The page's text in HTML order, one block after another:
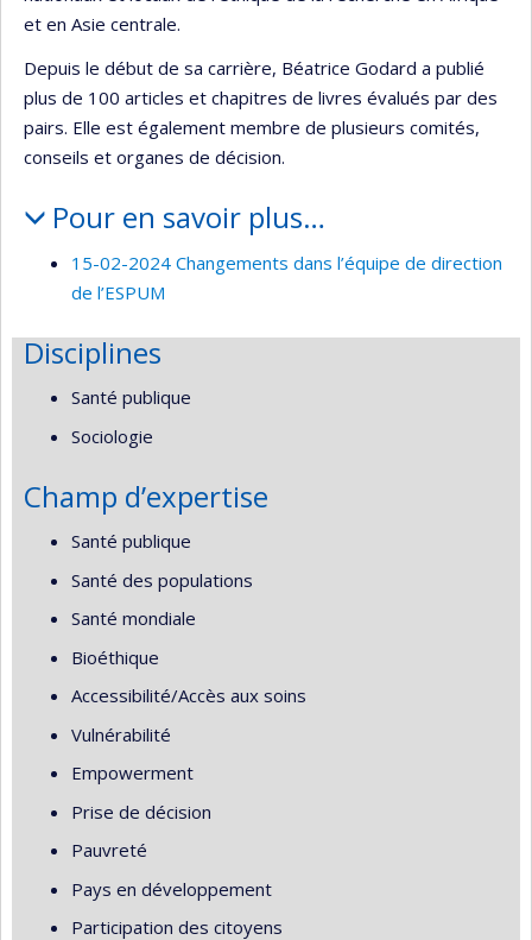
et en Asie centrale.
Depuis le début de sa carrière, Béatrice Godard a publié
plus de 100 articles et chapitres de livres évalués par des
pairs. Elle est également membre de plusieurs comités,
conseils et organes de décision.
Pour en savoir plus…
15-02-2024 Changements dans l’équipe de direction
de l’ESPUM
Disciplines
Santé publique
Sociologie
Champ d’expertise
Santé publique
Santé des populations
Santé mondiale
Bioéthique
Accessibilité/Accès aux soins
Vulnérabilité
Empowerment
Prise de décision
Pauvreté
Pays en développement
Participation des citoyens